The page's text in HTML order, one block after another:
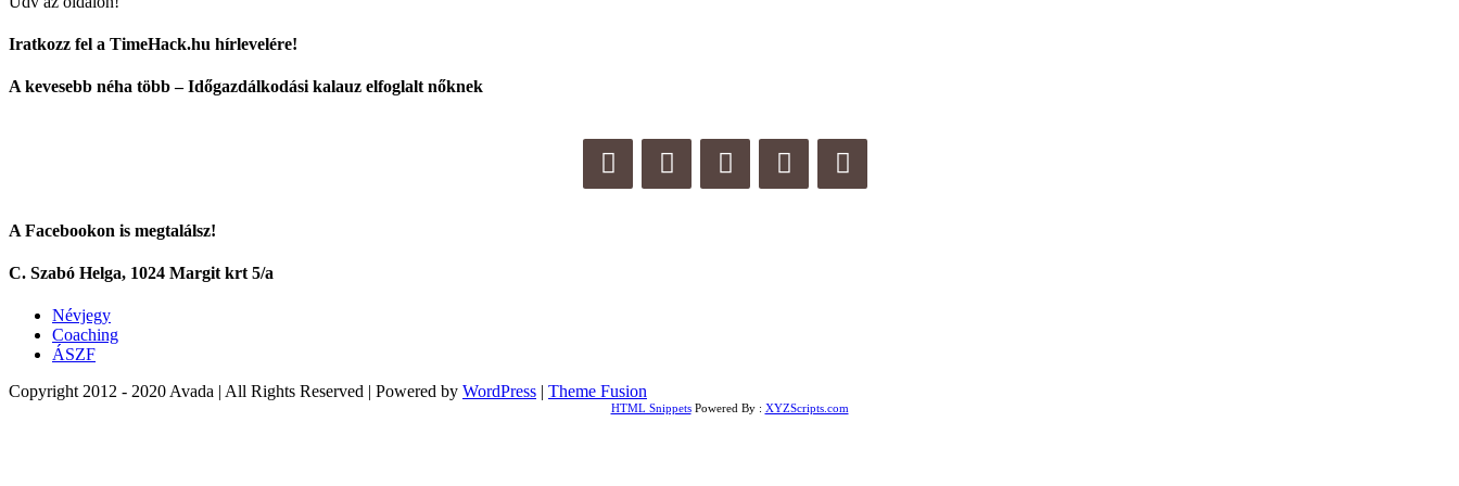
Iratkozz fel a TimeHack.hu hírlevelére!
A kevesebb néha több – Időgazdálkodási kalauz elfoglalt nőknek
A Facebookon is megtalálsz!
C. Szabó Helga, 1024 Margit krt 5/a
Névjegy
Coaching
ÁSZF
Copyright 2012 - 2020 Avada | All Rights Reserved | Powered by WordPress | Theme Fusion
HTML SnippetsPowered By : XYZScripts.com